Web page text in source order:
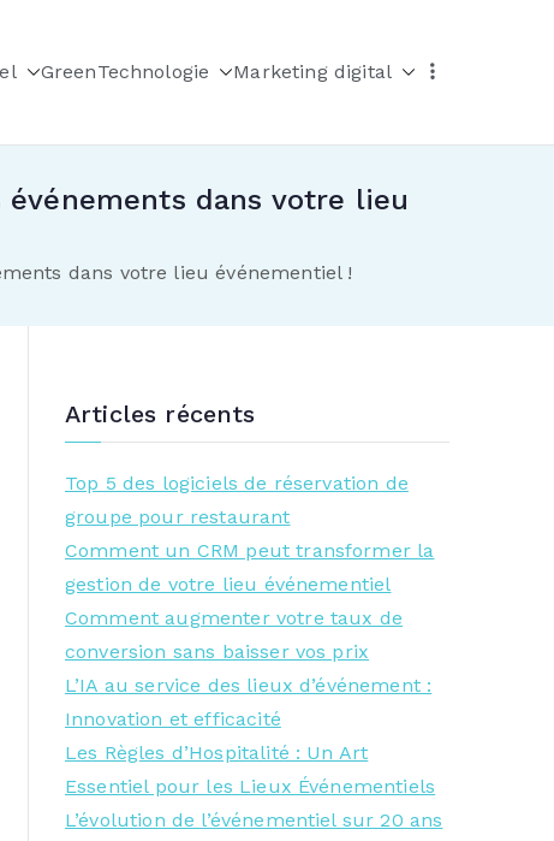
GreenTechnologie Marketing digital
dans votre lieu
dans votre lieu événementiel !
Articles récents
Top 5 des logiciels de réservation de
groupe pour restaurant
Comment un CRM peut transformer la
gestion de votre lieu événementiel
Comment augmenter votre taux de
conversion sans baisser vos prix
L’IA au service des lieux d’événement :
Innovation et efficacité
Les Règles d’Hospitalité : Un Art
Essentiel pour les Lieux Événementiels
L’évolution de l’événementiel sur 20 ans